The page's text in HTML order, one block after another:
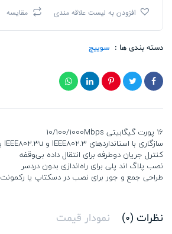
تعداد
افزودن به لیست علاقه مندی مقایسه
دسته بندی ها : سوییچ
۱۶ پورت گیگابیتی ۱۰/۱۰۰/۱۰۰۰Mbps
سازگاری با استانداردهای IEEE802.3 و IEEE802.3u برای سازگاری گسترده
کنترل جریان دوطرفه برای انتقال داده بی‌وقفه
نصب پلاگ اند پلی برای راه‌اندازی بدون دردسر
طراحی جمع و جور برای نصب در دسکتاپ یا رکمونت
نظرات (0) نمودار قیمت